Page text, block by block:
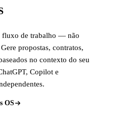
fluxo de trabalho — não
propostas, contratos,
no contexto do seu
Copilot e
OS